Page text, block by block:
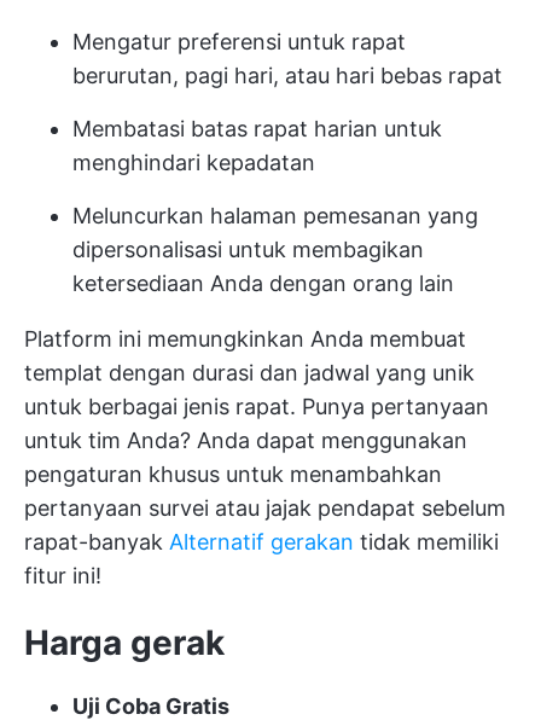
Mengatur preferensi untuk rapat
berurutan, pagi hari, atau hari bebas rapat
Membatasi batas rapat harian untuk
menghindari kepadatan
Meluncurkan halaman pemesanan yang
dipersonalisasi untuk membagikan
ketersediaan Anda dengan orang lain
Platform ini memungkinkan Anda membuat
templat dengan durasi dan jadwal yang unik
untuk berbagai jenis rapat. Punya pertanyaan
untuk tim Anda? Anda dapat menggunakan
pengaturan khusus untuk menambahkan
pertanyaan survei atau jajak pendapat sebelum
rapat-banyak Alternatif gerakan tidak memiliki
fitur ini!
Harga gerak
Uji Coba Gratis